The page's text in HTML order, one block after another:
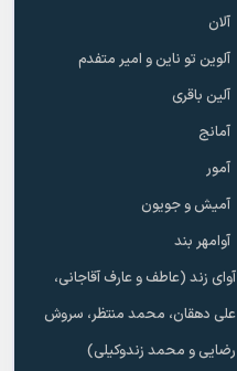
آلان
آلوین تو ناین و امیر متفدم
آلین باقری
آمانج
آمور
آمیش و جویون
آوامهر بند
آوای زند (عاطف و عارف آقاجانی،
علی دهقان، محمد منتظر، سروش
رضایی و محمد زندوکیلی)